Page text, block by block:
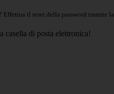
Effettua il reset della password tramite la
casella di posta elettronica!